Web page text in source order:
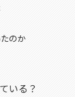
のか
いる？